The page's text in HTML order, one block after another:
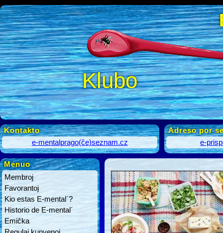
Klubo
Kontakto
e-mentalprago(ĉe)seznam.cz
Adreso por
e-
Menuo
Membroj
Favorantoj
Kio estas E-mental´?
Historio de E-mental´
Emiĉka